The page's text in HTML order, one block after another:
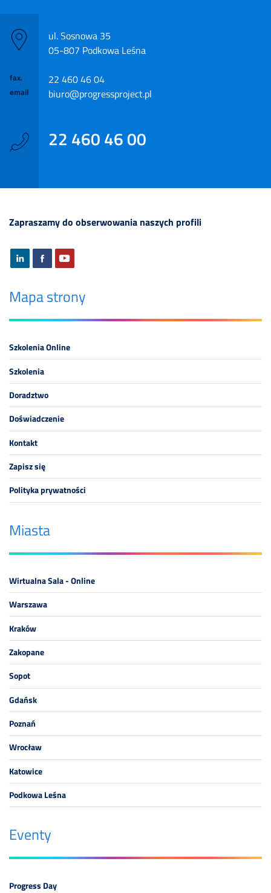
ul. Sosnowa 35
05-807 Podkowa Leśna
fax. 22 460 46 04
email biuro@progressproject.pl
22 460 46 00
Zapraszamy do obserwowania naszych profili
Mapa strony
Szkolenia Online
Szkolenia
Doradztwo
Doświadczenie
Kontakt
Zapisz się
Polityka prywatności
Miasta
Wirtualna Sala - Online
Warszawa
Kraków
Zakopane
Sopot
Gdańsk
Poznań
Wrocław
Katowice
Podkowa Leśna
Eventy
Progress Day